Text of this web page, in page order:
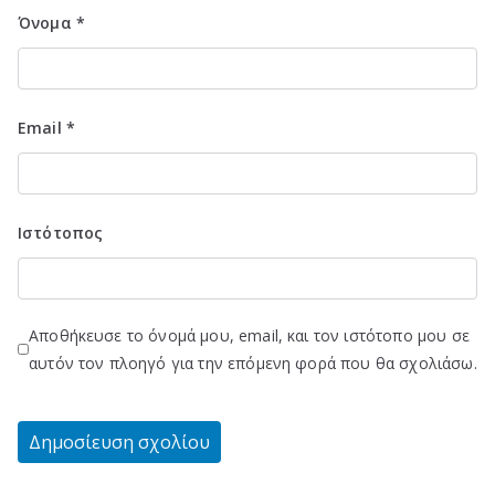
Όνομα *
Email *
Ιστότοπος
Αποθήκευσε το όνομά μου, email, και τον ιστότοπο μου σε
αυτόν τον πλοηγό για την επόμενη φορά που θα σχολιάσω.